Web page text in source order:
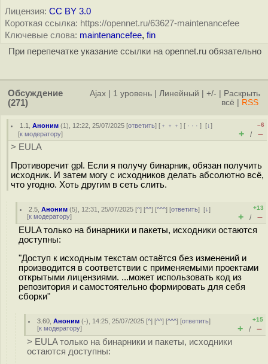
Лицензия: CC BY 3.0
Короткая ссылка: https://opennet.ru/63627-maintenancefee
Ключевые слова: maintenancefee, fin
При перепечатке указание ссылки на opennet.ru обязательно
Обсуждение
(271)
Ajax 1 уровень Линейный +/-
Раскрыть
всё
RSS
1.1 ,Аноним (1), 12:22, 25/07/2025 [ответить] [ ﹢﹢﹢] [ · · ·][↓]
[к модератору]
–6
+ / –
> EULA
Противоречит gpl. Если я получу бинарник, обязан получить
исходник. И затем могу с исходников делать абсолютно всё,
что угодно. Хоть другим в сеть слить.
2.5 ,Аноним (5), 12:31, 25/07/2025 [^] [^^] [^^^] [ответить][↓]
[к модератору]
+13
+ / –
EULA только на бинарники и пакеты, исходники остаются
доступны:
"Доступ к исходным текстам остаётся без изменений и
производится в соответствии с применяемыми проектами
открытыми лицензиями. ...может использовать код из
репозитория и самостоятельно формировать для себя
сборки"
3.60 ,Аноним (-), 14:25, 25/07/2025 [^] [^^] [^^^] [ответить]
[к модератору]
+15
+ / –
> EULA только на бинарники и пакеты, исходники
остаются доступны: